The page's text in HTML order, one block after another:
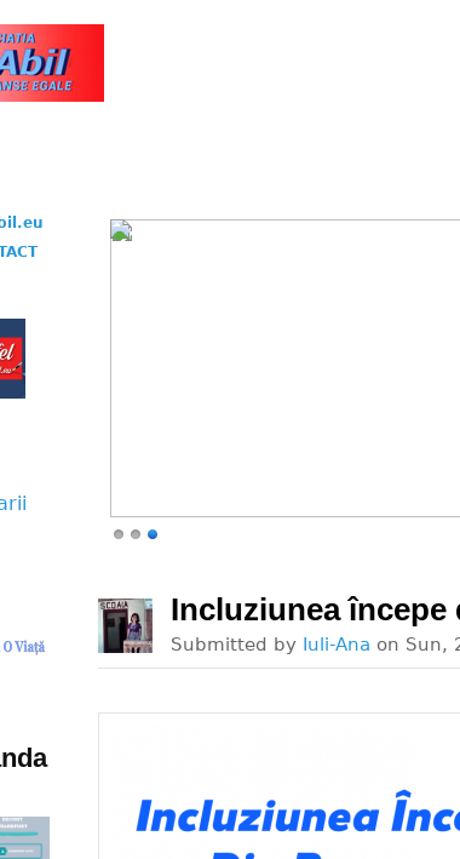
Incluziunea începe
Submitted by Iuli-Ana on Sun,